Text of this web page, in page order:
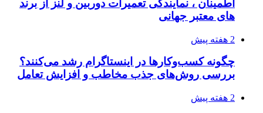
اطمینان ، نمایندگی تعمیرات دوربین و لنز از برند
های معتبر جهانی
2 هفته پیش
چگونه کسب‌وکارها در اینستاگرام رشد می‌کنند؟
بررسی روش‌های جذب مخاطب و افزایش تعامل
2 هفته پیش